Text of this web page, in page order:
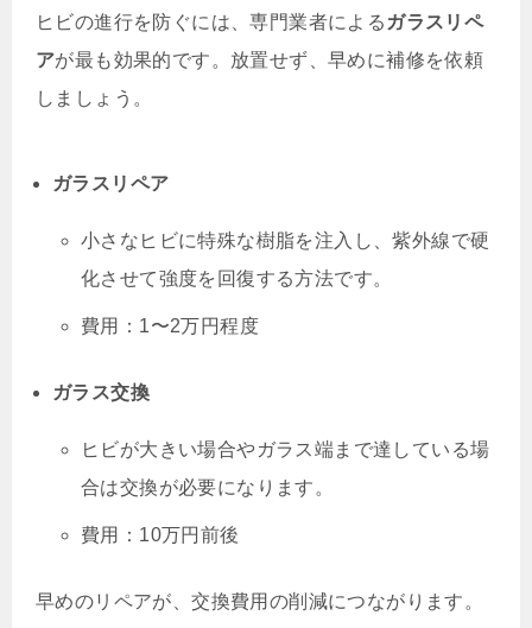
ヒビの進行を防ぐには、専門業者による ガラスリペ
アが最も効果的です。放置せず、早めに補修を依頼
しましょう。
ガラスリペア
小さなヒビに特殊な樹脂を注入し、紫外線で硬
化させて強度を回復する方法です。
費用：1〜2万円程度
ガラス交換
ヒビが大きい場合やガラス端まで達している場
合は交換が必要になります。
費用：10万円前後
早めのリペアが、交換費用の削減につながります。